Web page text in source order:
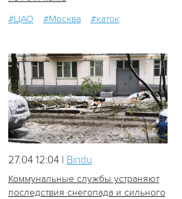
607
#ЦАО
#Москва #каток
27.04 12:04 | Bindu
Коммунальные службы устраняют
последствия снегопада и сильного